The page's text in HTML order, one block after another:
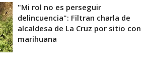
"Mi rol no es perseguir
delincuencia": Filtran charla de
alcaldesa de La Cruz por sitio con
marihuana